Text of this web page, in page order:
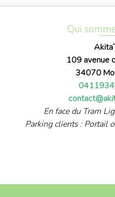
Qui
109 avenue
34070
En face du Tram
Parking clients : Portail